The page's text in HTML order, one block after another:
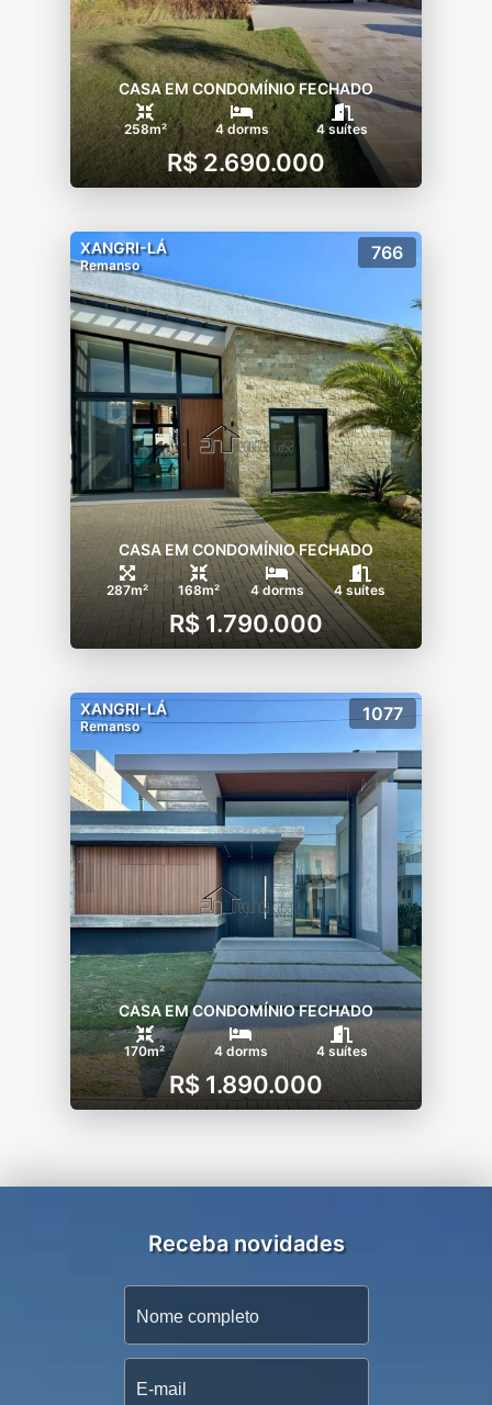
CASA EM CONDOMÍNIO FECHADO
258m² 4 dorms 4 suítes
R$ 2.690.000
XANGRI-LÁ
Remanso
766
CASA EM CONDOMÍNIO FECHADO
287m² 168m² 4 dorms 4 suítes
R$ 1.790.000
XANGRI-LÁ
Remanso
1077
CASA EM CONDOMÍNIO FECHADO
170m² 4 dorms 4 suítes
R$ 1.890.000
Receba novidades